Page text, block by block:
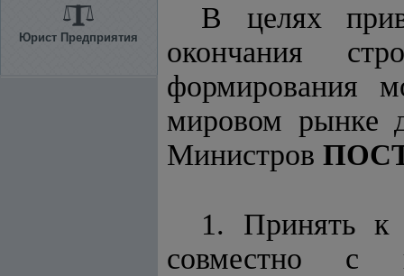
Юрист Предприятия
В целях
окончания
формирования
мировом рынке
Министров
1. Принять к
совместно с